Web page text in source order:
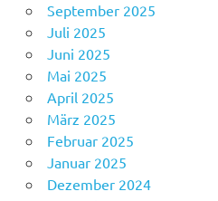
September 2025
Juli 2025
Juni 2025
Mai 2025
April 2025
März 2025
Februar 2025
Januar 2025
Dezember 2024